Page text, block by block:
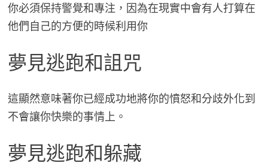
你必須保持警覺和專注，因為在現實中會有人打算在
他們自己的方便的時候利用你
夢見逃跑和詛咒
這顯然意味著你已經成功地將你的憤怒和分歧外化到
不會讓你快樂的事情上。
夢見逃跑和躲藏